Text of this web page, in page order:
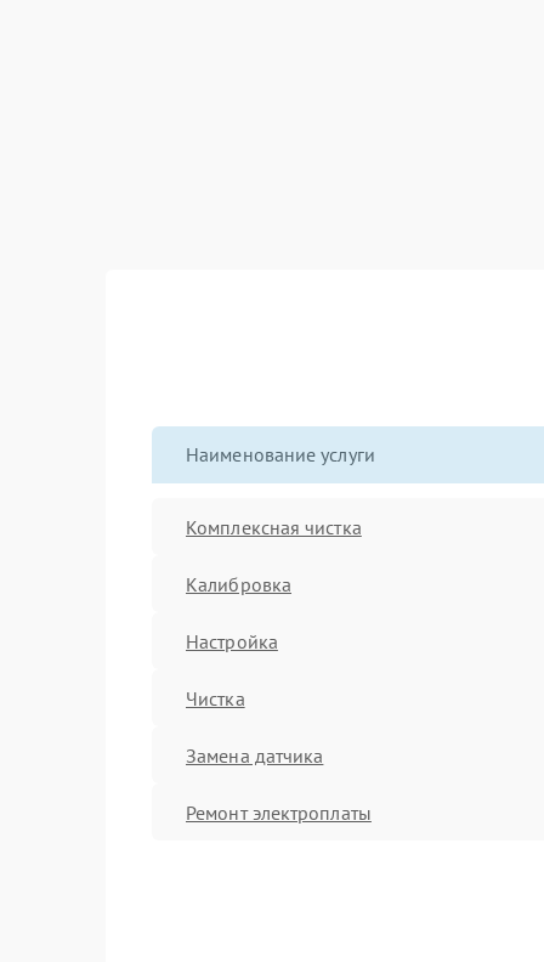
Наименование услуги
Комплексная чистка
Калибровка
Настройка
Чистка
Замена датчика
Ремонт электроплаты